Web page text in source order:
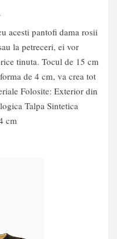
acesti pantofi dama rosii
la petreceri, ei vor
tinuta. Tocul de 15 cm
de 4 cm, va crea tot
Folosite: Exterior din
Talpa Sintetica
cm